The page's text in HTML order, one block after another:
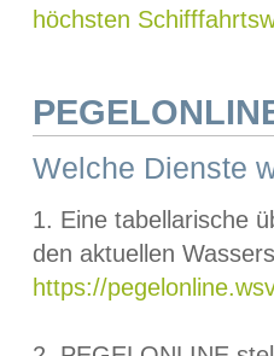
höchsten
Welche Dienste
1. Eine tabellarische
den aktuellen
https://